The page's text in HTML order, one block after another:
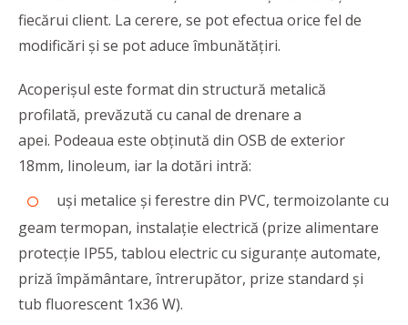
fiecărui client. La cerere, se pot efectua orice fel de
modificări și se pot aduce îmbunătățiri.
Acoperișul este format din structură metalică
profilată, prevăzută cu canal de drenare a
apei. Podeaua este obținută din OSB de exterior
18mm, linoleum, iar la dotări intră:
uși metalice și ferestre din PVC, termoizolante cu
geam termopan, instalație electrică (prize alimentare
protecție IP55, tablou electric cu siguranțe automate,
priză împământare, întrerupător, prize standard și
tub fluorescent 1x36 W).